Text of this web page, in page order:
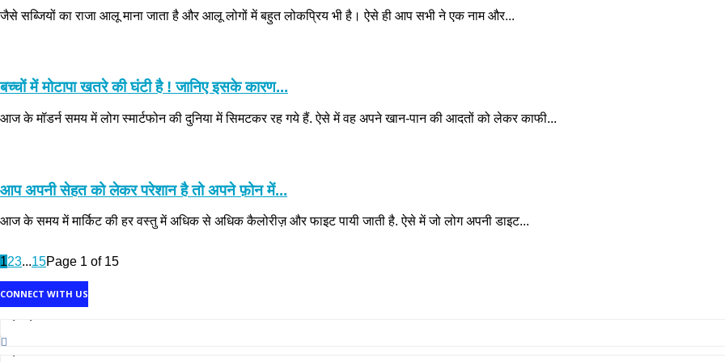
जैसे सब्जियों का राजा आलू माना जाता है और आलू लोगों में बहुत लोकप्रिय भी है। ऐसे ही आप सभी ने एक नाम और...
बच्चों में मोटापा खतरे की घंटी है ! जानिए इसके कारण...
आज के मॉडर्न समय में लोग स्मार्टफोन की दुनिया में सिमटकर रह गये हैं. ऐसे में वह अपने खान-पान की आदतों को लेकर काफी...
आप अपनी सेहत को लेकर परेशान है तो अपने फ़ोन में...
आज के समय में मार्किट की हर वस्तु में अधिक से अधिक कैलोरीज़ और फाइट पायी जाती है. ऐसे में जो लोग अपनी डाइट...
123...15Page 1 of 15
CONNECT WITH US